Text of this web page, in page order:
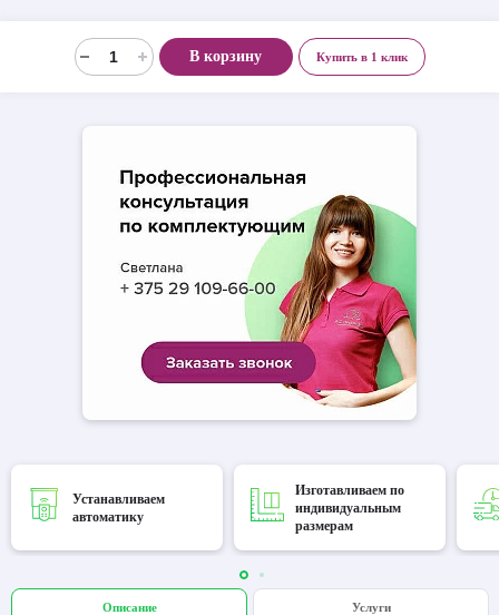
В корзину Купить в 1 клик
Устанавливаем
автоматику
Изготавливаем по
индивидуальным
размерам
Описание Услуги